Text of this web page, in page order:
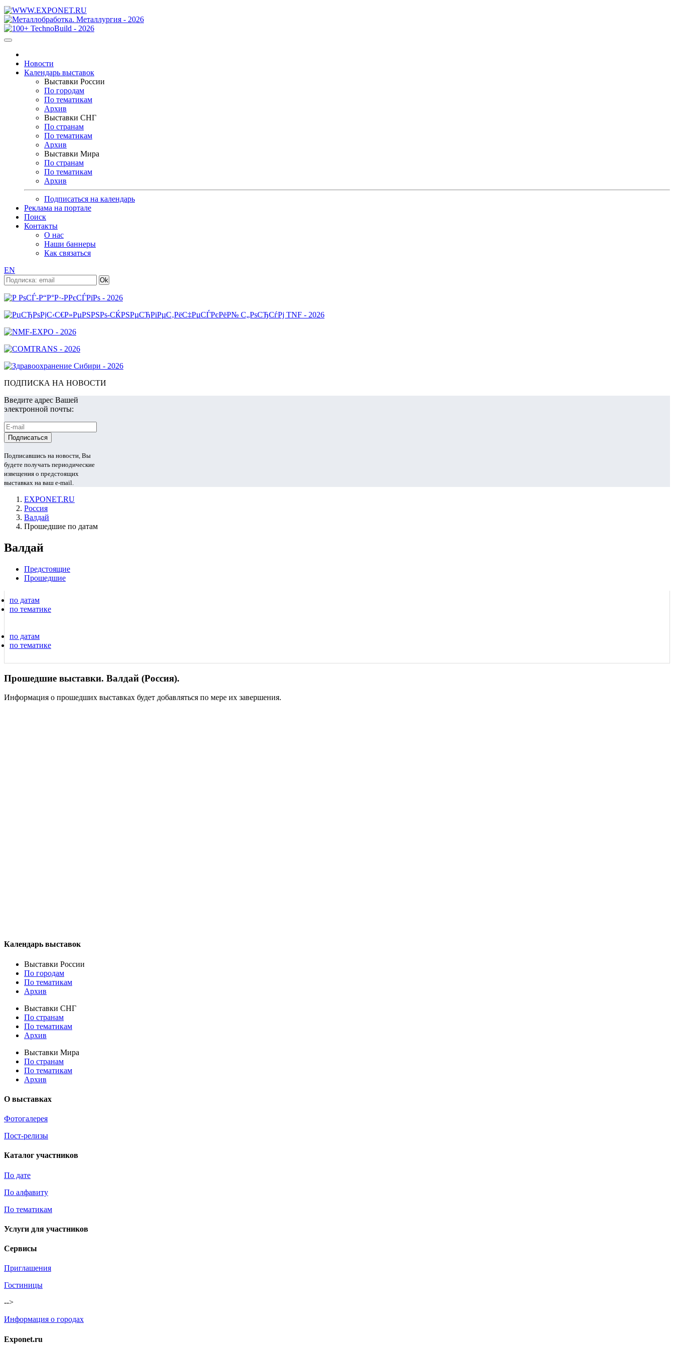
Новости
Календарь выставок
Выставки России
По городам
По тематикам
Архив
Выставки СНГ
По странам
По тематикам
Архив
Выставки Мира
По странам
По тематикам
Архив
Подписаться на календарь
Реклама на портале
Поиск
Контакты
О нас
Наши баннеры
Как связаться
EN
ПОДПИСКА НА НОВОСТИ
Введите адрес Вашей
электронной почты:
Подписавшись на новости, Вы
будете получать периодические
извещения о предстоящих
выставках на ваш e-mail.
EXPONET.RU
Россия
Валдай
Прошедшие по датам
Валдай
Предстоящие
Прошедшие
по датам
по тематике
по датам
по тематике
Прошедшие выставки. Валдай (Россия).
Информация о прошедших выставках будет добавляться по мере их завершения.
Календарь выставок
Выставки России
По городам
По тематикам
Архив
Выставки СНГ
По странам
По тематикам
Архив
Выставки Мира
По странам
По тематикам
Архив
О выставках
Фотогалерея
Пост-релизы
Каталог участников
По дате
По алфавиту
По тематикам
Услуги для участников
Сервисы
Приглашения
Гостиницы
-->
Информация о городах
Exponet.ru